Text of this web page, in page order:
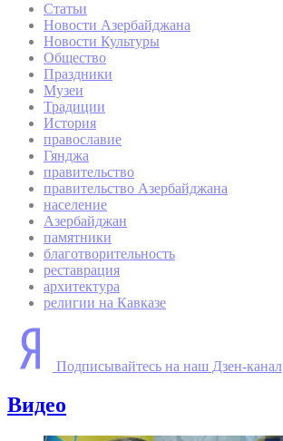
Статьи
Новости Азербайджана
Новости Культуры
Общество
Праздники
Музеи
Традиции
История
православие
Гянджа
правительство
правительство Азербайджана
население
Азербайджан
памятники
благотворительность
реставрация
архитектура
религии на Кавказе
Подписывайтесь на наш Дзен-канал
Видео